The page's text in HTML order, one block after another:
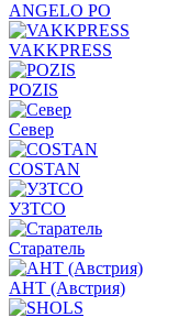
ANGELO PO
VAKKPRESS
POZIS
Север
COSTAN
УЗТСО
Старатель
АНТ (Австрия)